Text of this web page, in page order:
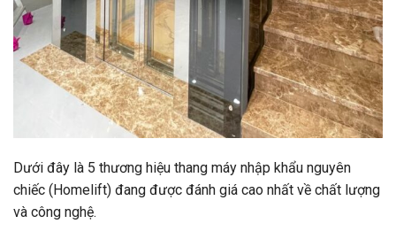
Dưới đây là 5 thương hiệu thang máy nhập khẩu nguyên
chiếc (Homelift) đang được đánh giá cao nhất về chất lượng
và công nghệ.